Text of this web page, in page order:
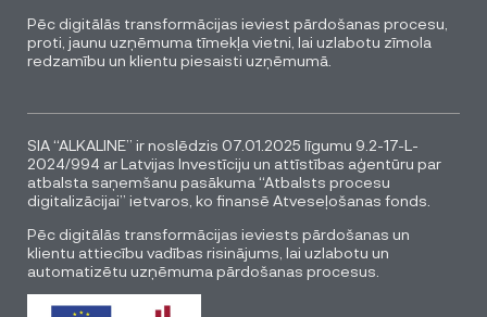
Pēc digitālās transformācijas ieviest pārdošanas procesu,
proti, jaunu uzņēmuma tīmekļa vietni, lai uzlabotu zīmola
redzamību un klientu piesaisti uzņēmumā.
SIA “ALKALINE” ir noslēdzis 07.01.2025 līgumu 9.2-17-L-
2024/994 ar Latvijas Investīciju un attīstības aģentūru par
atbalsta saņemšanu pasākuma “Atbalsts procesu
digitalizācijai” ietvaros, ko finansē Atveseļošanas fonds.
Pēc digitālās transformācijas ieviests pārdošanas un
klientu attiecību vadības risinājums, lai uzlabotu un
automatizētu uzņēmuma pārdošanas procesus.